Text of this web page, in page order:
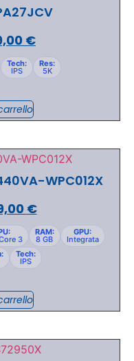
€
Tech:
IPS
Res:
5K
WPC012X
€
3
RAM:
8 GB
GPU:
Integrata
Tech:
IPS